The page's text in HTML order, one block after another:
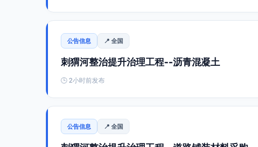
公告信息 📍 全国
刺猬河整治提升治理工程--沥青混凝土
🕒 2小时前发布
公告信息 📍 全国